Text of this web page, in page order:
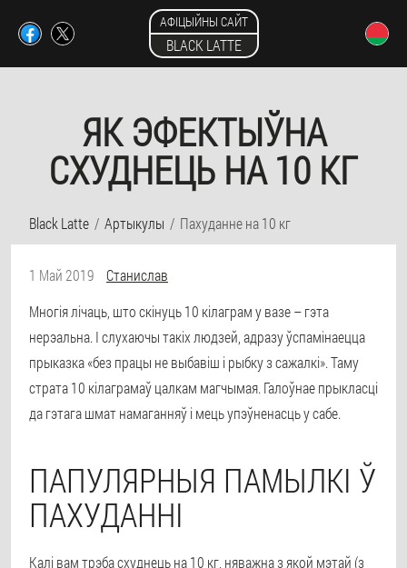
АФІЦЫЙНЫ САЙТ
BLACK LATTE
ЯК ЭФЕКТЫЎНА
СХУДНЕЦЬ НА 10 КГ
Black Latte Артыкулы Пахуданне на 10 кг
1 Май 2019
Станислав
Многія лічаць, што скінуць 10 кілаграм у вазе – гэта
нерэальна. І слухаючы такіх людзей, адразу ўспамінаецца
прыказка «без працы не выбавіш і рыбку з сажалкі». Таму
страта 10 кілаграмаў цалкам магчымая. Галоўнае прыкласці
да гэтага шмат намаганняў і мець упэўненасць у сабе.
ПАПУЛЯРНЫЯ ПАМЫЛКІ Ў
ПАХУДАННІ
Калі вам трэба схуднець на 10 кг, няважна з якой мэтай (з